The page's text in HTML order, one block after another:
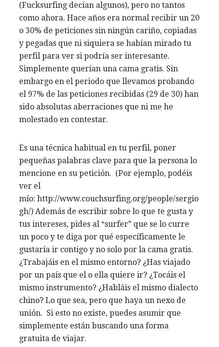
(Fucksurfing decían algunos), pero no tantos
como ahora. Hace años era normal recibir un 20
o 30% de peticiones sin ningún cariño, copiadas
y pegadas que ni siquiera se habían mirado tu
perfil para ver si podría ser interesante.
Simplemente querían una cama gratis. Sin
embargo en el periodo que llevamos probando
el 97% de las peticiones recibidas (29 de 30) han
sido absolutas aberraciones que ni me he
molestado en contestar.
Es una técnica habitual en tu perfil, poner
pequeñas palabras clave para que la persona lo
mencione en su petición. (Por ejemplo, podéis
ver el
mío: http://www.couchsurfing.org/people/sergio
gh/) Además de escribir sobre lo que te gusta y
tus intereses, pides al “surfer” que se lo curre
un poco y te diga por qué específicamente le
gustaría ir contigo y no solo por la cama gratis.
¿Trabajáis en el mismo entorno? ¿Has viajado
por un país que el o ella quiere ir? ¿Tocáis el
mismo instrumento? ¿Habláis el mismo dialecto
chino? Lo que sea, pero que haya un nexo de
unión. Si esto no existe, puedes asumir que
simplemente están buscando una forma
gratuita de viajar.